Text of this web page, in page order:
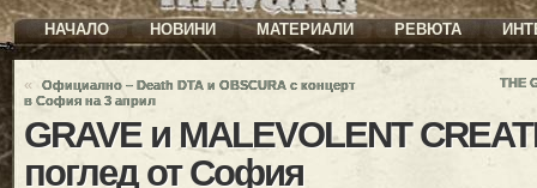
НАЧАЛО НОВИНИ МАТЕРИАЛИ РЕВЮТА
«
Официално – Death DTA и OBSCURA с концерт
в София на 3 април
THE
GRAVE и MALEVOLENT
поглед от София